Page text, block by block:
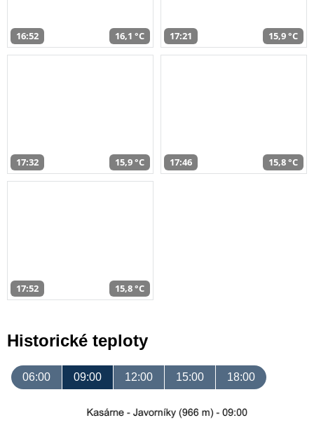
16:52 16,1 °C 17:21 15,9 °C
17:32 15,9 °C 17:46 15,8 °C
17:52 15,8 °C
Historické teploty
06:00 09:00 12:00 15:00 18:00